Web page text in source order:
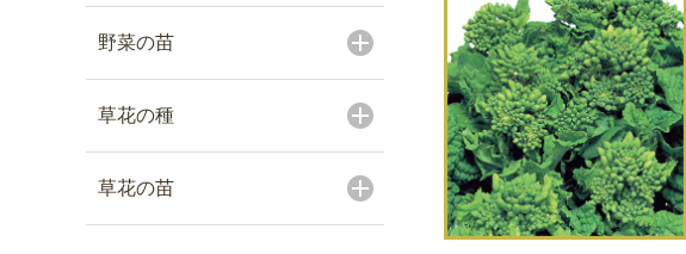
野菜の苗
草花の種
草花の苗